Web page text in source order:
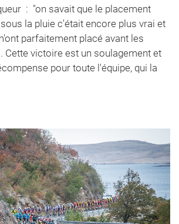
: "on savait que le placement
la pluie c'était encore plus vrai et
parfaitement placé avant les
Cette victoire est un soulagement et
pour toute l'équipe, qui la